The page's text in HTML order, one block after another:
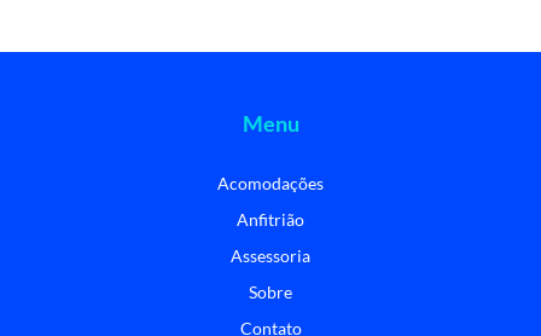
Menu
Acomodações
Anfitrião
Assessoria
Sobre
Contato